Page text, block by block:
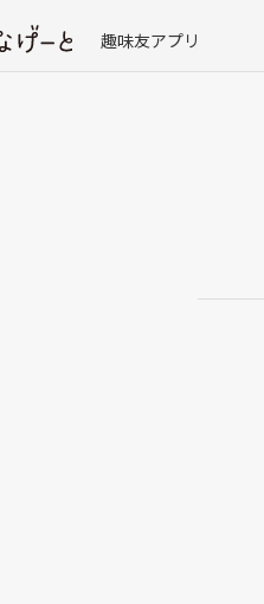
趣味友アプリ